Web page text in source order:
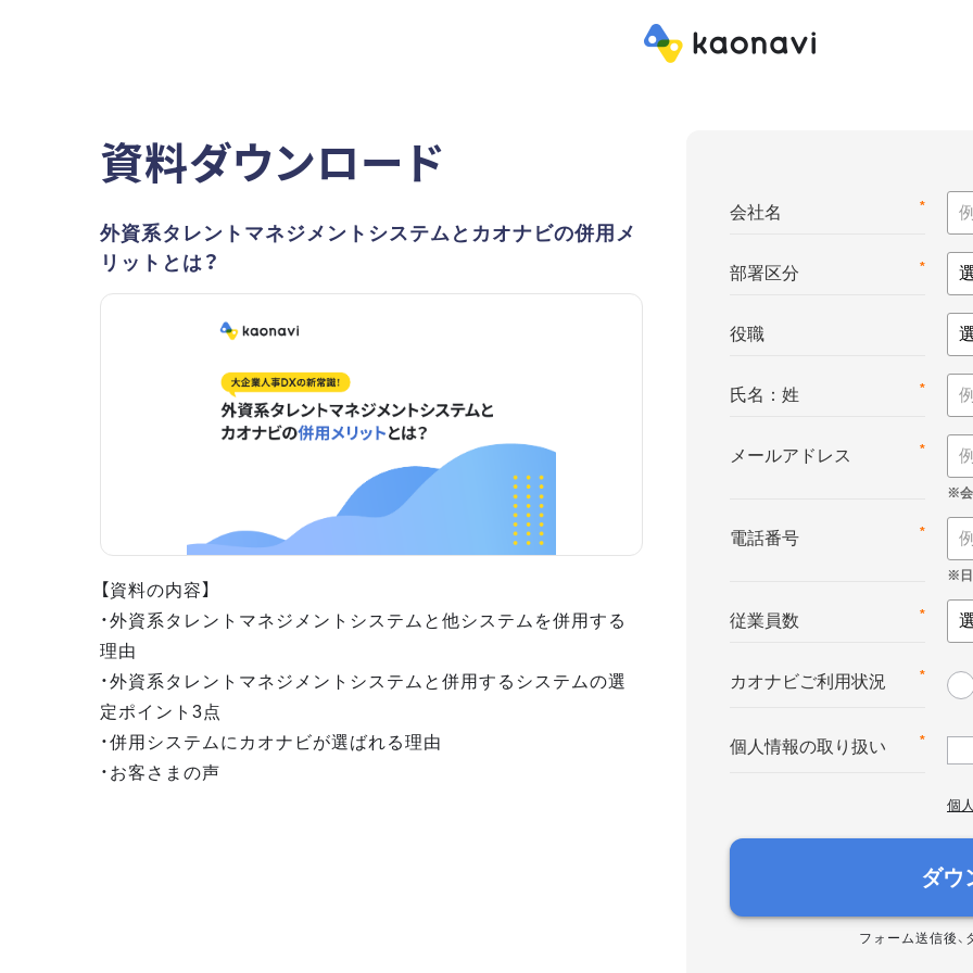
資料ダウンロード
外資系タレントマネジメントシステムとカオナビの併用メ
リットとは？
【資料の内容】
・外資系タレントマネジメントシステムと他システムを併用する
理由
・外資系タレントマネジメントシステムと併用するシステムの選
定ポイント3点
・併用システムにカオナビが選ばれる理由
・お客さまの声
*
会社名
*
部署区分
役職
*
氏名：姓
*
メールアドレス
*
電話番号
*
従業員数
*
カオナビご利用状況
*
個人情報の取り扱い
個
ダウ
フォーム送信後